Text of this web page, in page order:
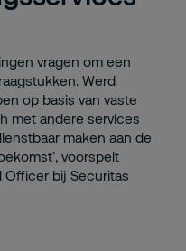
vragen om een
Werd
op basis van vaste
met andere services
maken aan de
voorspelt
Officer bij Securitas